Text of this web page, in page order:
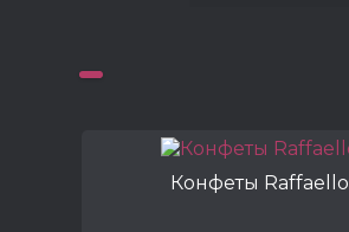
Конфеты Raffaello